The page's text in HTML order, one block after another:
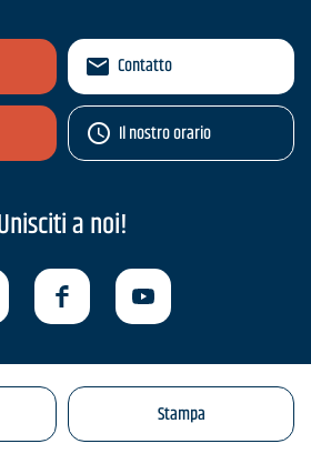
Contatto
Il nostro orario
a noi!
Stampa